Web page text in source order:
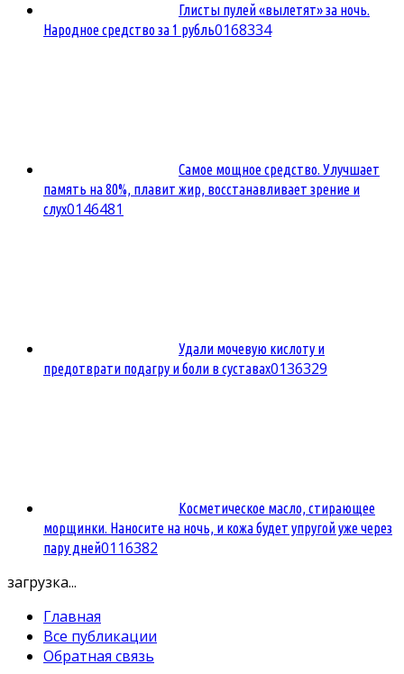
Глисты пулей «вылетят» за ночь.
Народное средство за 1 рубль0168334
Самое мощное средство. Улучшает
память на 80%, плавит жир, восстанавливает зрение и
слух0146481
Удали мочевую кислоту и
предотврати подагру и боли в суставах0136329
Косметическое масло, стирающее
морщинки. Наносите на ночь, и кожа будет упругой уже через
пару дней0116382
загрузка...
Главная
Все публикации
Обратная связь